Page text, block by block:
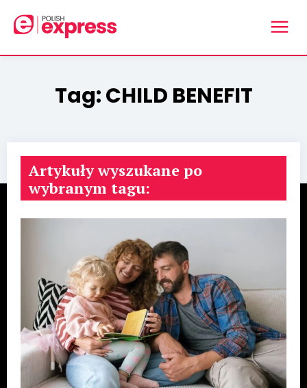
Tag:CHILD BENEFIT
Artykuły wyszukane po
wybranym tagu: